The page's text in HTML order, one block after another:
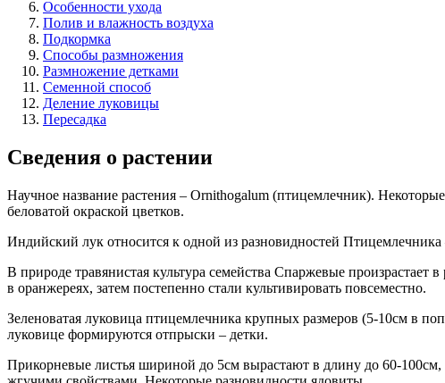
Особенности ухода
Полив и влажность воздуха
Подкормка
Способы размножения
Размножение детками
Семенной способ
Деление луковицы
Пересадка
Сведения о растении
Научное название растения – Ornithogalum (птицемлечник).
беловатой окраской цветков.
Индийский лук относится к одной из разновидностей
В природе травянистая культура семейства Спаржевые
в оранжереях, затем постепенно стали культивировать повсеместно.
Зеленоватая луковица птицемлечника крупных размеров (5-10см в
луковице формируются отпрыски – детки.
Прикорневые листья шириной до 5см вырастают в длину до 60-100см,